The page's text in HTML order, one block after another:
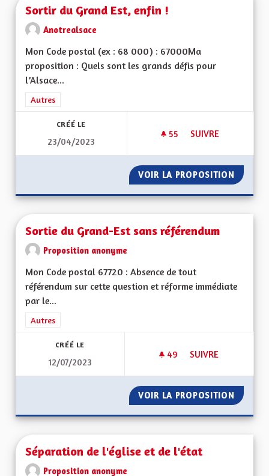
Sortir du Grand Est, enfin !
Anotrealsace
Mon Code postal (ex : 68 000) : 67000Ma
proposition : Quels sont les grands défis pour
l’Alsace...
Filtrer les résultats de la catégorie : Autres
Autres
CRÉÉ LE
23/04/2023
55 55 ABONNÉS
SUIVRE
VOIR LA PROPOSITION
Sortie du Grand-Est sans référendum
Proposition anonyme
Mon Code postal 67720 : Absence de tout
référendum sur cette question et réforme immédiate
par le...
Filtrer les résultats de la catégorie : Autres
Autres
CRÉÉ LE
12/07/2023
49 49 ABONNÉS
SUIVRE
VOIR LA PROPOSITION
Séparation de l'église et de l'état
Proposition anonyme